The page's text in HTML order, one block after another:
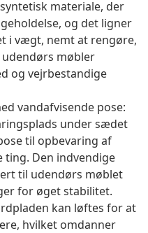
materiale, der
og det ligner
i vægt, nemt at rengøre,
møbler
og vejrbestandige
vandafvisende pose:
under sædet
til opbevaring af
ting. Den indvendige
til udendørs møblet
for øget stabilitet.
kan løftes for at
hvilket omdanner